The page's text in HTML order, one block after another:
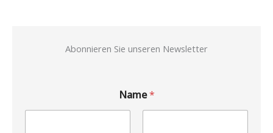
Abonnieren Sie unseren Newsletter
Name*